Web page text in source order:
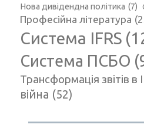
Нова дивідендна політика (7)
Професійна література
Система IFRS
Система ПСБО
Трансформація звітів в
війна (52)